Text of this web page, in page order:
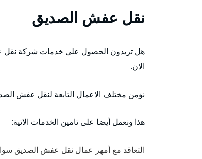
نقل عفش الصديق
هل تريدون الحصول على خدمات شركة نقل
الان.
نؤمن مختلف الاعمال التابعة لنقل عفش
هذا ونعمل أيضا على تامين الخدمات الاتية:
التعاقد مع أمهر عمال نقل عفش الصديق